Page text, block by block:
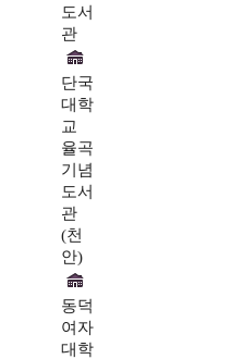
도서
관
단국
대학
교
율곡
기념
도서
관
(천
안)
동덕
여자
대학